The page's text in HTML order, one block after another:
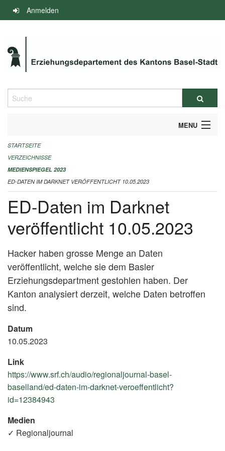
Navigation
überspringen
Anmelden
Suche
MENU
INFOS ZUM ED-MEDIENSPIEGEL
IMPRESSUM
STARTSEITE
VERZEICHNISSE
MEDIENSPIEGEL 2023
ED-DATEN IM DARKNET VERÖFFENTLICHT 10.05.2023
ED-Daten im Darknet
veröffentlicht 10.05.2023
Hacker haben grosse Menge an Daten
veröffentlicht, welche sie dem Basler
Erziehungsdepartment gestohlen haben. Der
Kanton analysiert derzeit, welche Daten betroffen
sind.
Datum
10.05.2023
Link
https://www.srf.ch/audio/regionaljournal-basel-
baselland/ed-daten-im-darknet-veroeffentlicht?
id=12384943
Medien
✓ Regionaljournal